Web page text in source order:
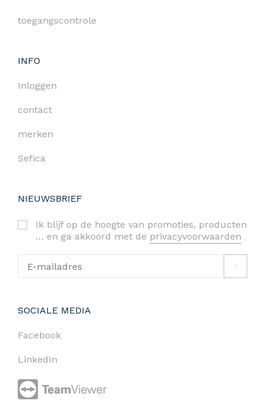
toegangscontrole
INFO
Inloggen
contact
merken
Sefica
NIEUWSBRIEF
Ik blijf op de hoogte van promoties, producten
… en ga akkoord met de privacyvoorwaarden
SOCIALE MEDIA
Facebook
LinkedIn